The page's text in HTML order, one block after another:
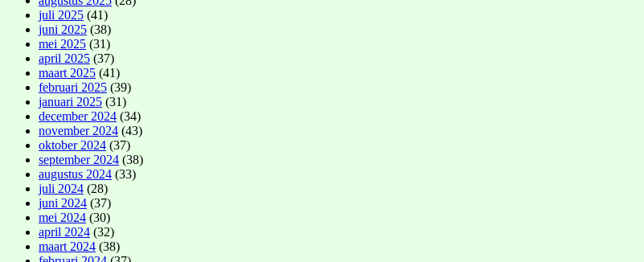
juli 2025 (41)
juni 2025 (38)
mei 2025 (31)
april 2025 (37)
maart 2025 (41)
februari 2025 (39)
januari 2025 (31)
december 2024 (34)
november 2024 (43)
oktober 2024 (37)
september 2024 (38)
augustus 2024 (33)
juli 2024 (28)
juni 2024 (37)
mei 2024 (30)
april 2024 (32)
maart 2024 (38)